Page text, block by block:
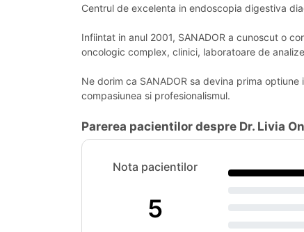
Centrul de excelenta in endoscopia digestiva
Infiintat in anul 2001, SANADOR a cunoscut o
oncologic complex, clinici, laboratoare de
Ne dorim ca SANADOR sa devina prima
compasiunea si profesionalismul.
Parerea pacientilor despre Dr. Livia
Nota pacientilor
5